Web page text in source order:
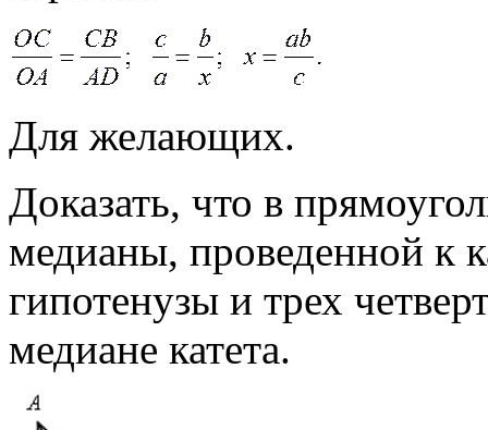
Для желающих.
Доказать, что в
медианы, проведенной к
гипотенузы и трех
медиане катета.